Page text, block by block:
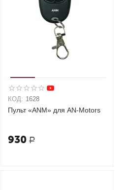
КОД: 1628
Пульт «ANM» для AN-Motors
930 Р